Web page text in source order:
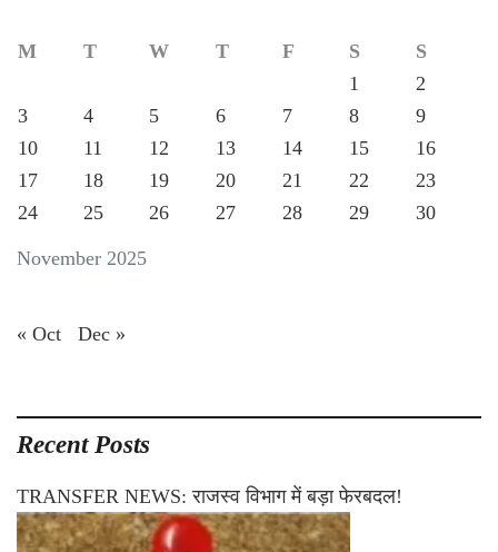
November 2025
M T W T F S
S
1
2
3
4 5 6 7 8
9
10
11 12 13 14 15
16
17
18 19 20 21 22
23
24
25 26 27 28 29 30
« Oct Dec »
Recent Posts
TRANSFER NEWS: राजस्व विभाग में बड़ा फेरबदल!